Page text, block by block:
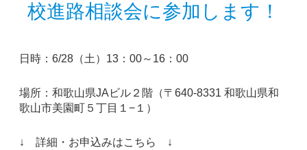
校進路相談会に参加します！
日時：6/28（土）13：00～16：00
場所：和歌山県JAビル２階（〒640-8331 和歌山県和
歌山市美園町５丁目１−１）
↓ 詳細・お申込みはこちら ↓